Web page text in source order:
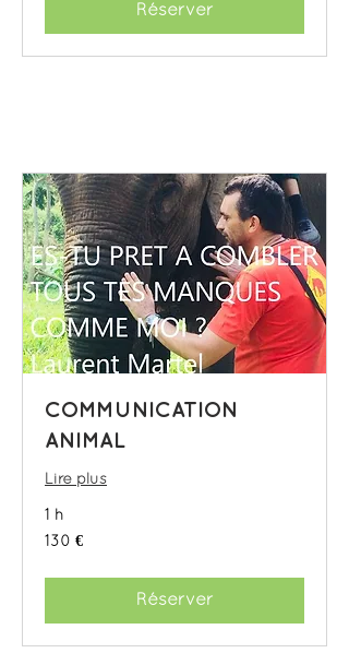
Réserver
COMMUNICATION
ANIMAL
Lire plus
1 h
130
euros
130 €
Réserver